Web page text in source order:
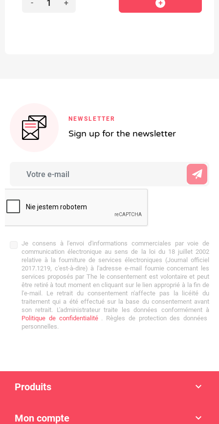
- +
NEWSLETTER
Sign up for the newsletter
Je consens à l'envoi d'informations commerciales par voie de
communication électronique au sens de la loi du 18 juillet 2002
relative à la fourniture de services électroniques (Journal officiel
2017.1219, c'est-à-dire) à l'adresse e-mail fournie concernant les
services proposés par The le consentement est volontaire et peut
être retiré à tout moment en cliquant sur le lien approprié à la fin de
l'e-mail. Le retrait du consentement n'affecte pas la licéité du
traitement qui a été effectué sur la base du consentement avant
son retrait. L'administrateur traite les données conformément à
Politique de confidentialité. Règles de protection des données
personnelles.
Produits 
Mon compte 